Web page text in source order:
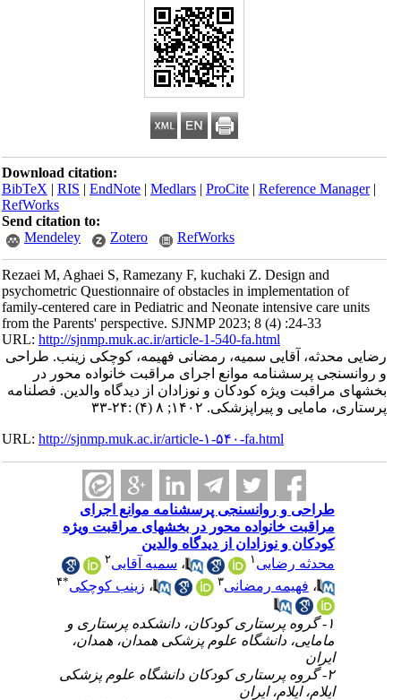
Download citation:
BibTeX|RIS|EndNote|Medlars|ProCite|Reference Manager
RefWorks
Send citation to:
Mendeley
Zotero RefWorks
Rezaei M, Aghaei S, Ramezany F, kuchaki Z. Design and
psychometric Questionnaire of obstacles in implementation of
family-centered care in Pediatric and Neonate intensive care units
from the Parents' perspective. SJNMP 2023; 8 (4) :24-33
URL:http://sjnmp.muk.ac.ir/article-1-540-fa.html
رضایی محدثه، آقایی سمیه، رمضانی فهیمه، کوچکی زینب. طراحی
و روانسنجی پرسشنامه موانع اجرای مراقبت خانواده محور در
بخشهای مراقبت ویژه کودکان و نوزادان از دیدگاه والدین. فصلنامه
پرستاری، مامایی و پیراپزشکی. ۱۴۰۲; ۸ (۴) :۲۴-۳۳
URL:http://sjnmp.muk.ac.ir/article-۱-۵۴۰-fa.html
طراحی و روانسنجی پرسشنامه موانع اجرای
مراقبت خانواده محور در بخشهای مراقبت ویژه
کودکان و نوزادان از دیدگاه والدین
محدثه رضایی
،سمیه آقایی
،فهیمه رمضانی ،زینب کوچکی ۴
۱- گروه پرستاری کودکان، دانشکده پرستاری و
مامایی، دانشگاه علوم پزشکی همدان، همدان،
ایران
۲- گروه پرستاری کودکان دانشگاه علوم پزشکی
ایلام، ایلام، ایران